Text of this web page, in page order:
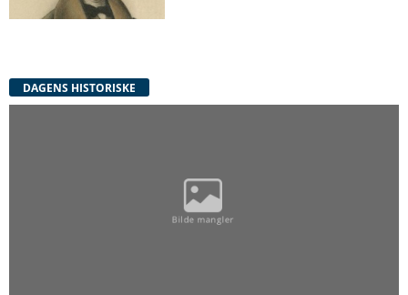
DAGENS HISTORISKE